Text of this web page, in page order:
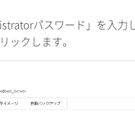
パスワード」を入力
ックします。